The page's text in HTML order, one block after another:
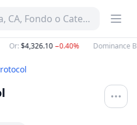
CA, Fondo o Categoría
Or:$4,326.10−0.40% Dominance